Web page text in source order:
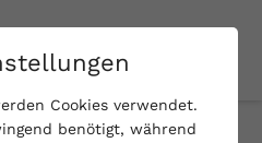
Cookies verwendet.
benötigt, während